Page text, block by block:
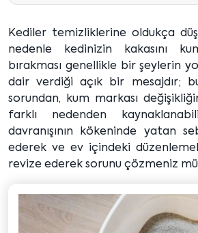
Kediler temizliklerine oldukça
nedenle kedinizin kakasını
bırakması genellikle bir şeylerin
dair verdiği açık bir mesajdır;
sorundan, kum markası
farklı nedenden
davranışının kökeninde yatan
ederek ve ev içindeki
revize ederek sorunu çözmeniz